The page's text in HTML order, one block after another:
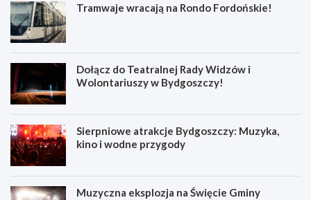
Tramwaje wracają na Rondo Fordońskie!
Dołącz do Teatralnej Rady Widzów i
Wolontariuszy w Bydgoszczy!
Sierpniowe atrakcje Bydgoszczy: Muzyka,
kino i wodne przygody
Muzyczna eksplozja na Święcie Gminy